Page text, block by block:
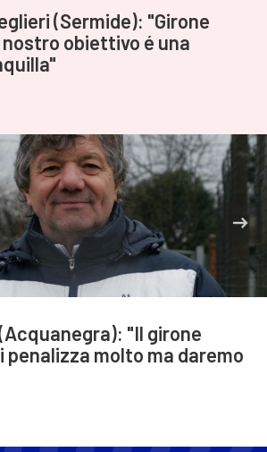
(Sermide): "Girone
obiettivo é una
"Il girone
penalizza molto ma daremo